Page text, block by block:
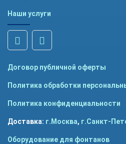
Наши услуги
Договор публичной оферты
Политика обработки
Политика конфиденциальности
Доставка: г.Москва, г.Санкт-
Оборудование для фонтанов